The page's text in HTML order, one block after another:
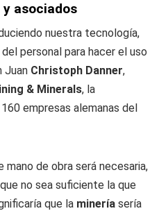
y asociados
nuestra tecnología,
personal para hacer el uso
Juan Christoph Danner,
& Minerals, la
empresas alemanas del
de obra será necesaria,
no sea suficiente la que
que la minería sería